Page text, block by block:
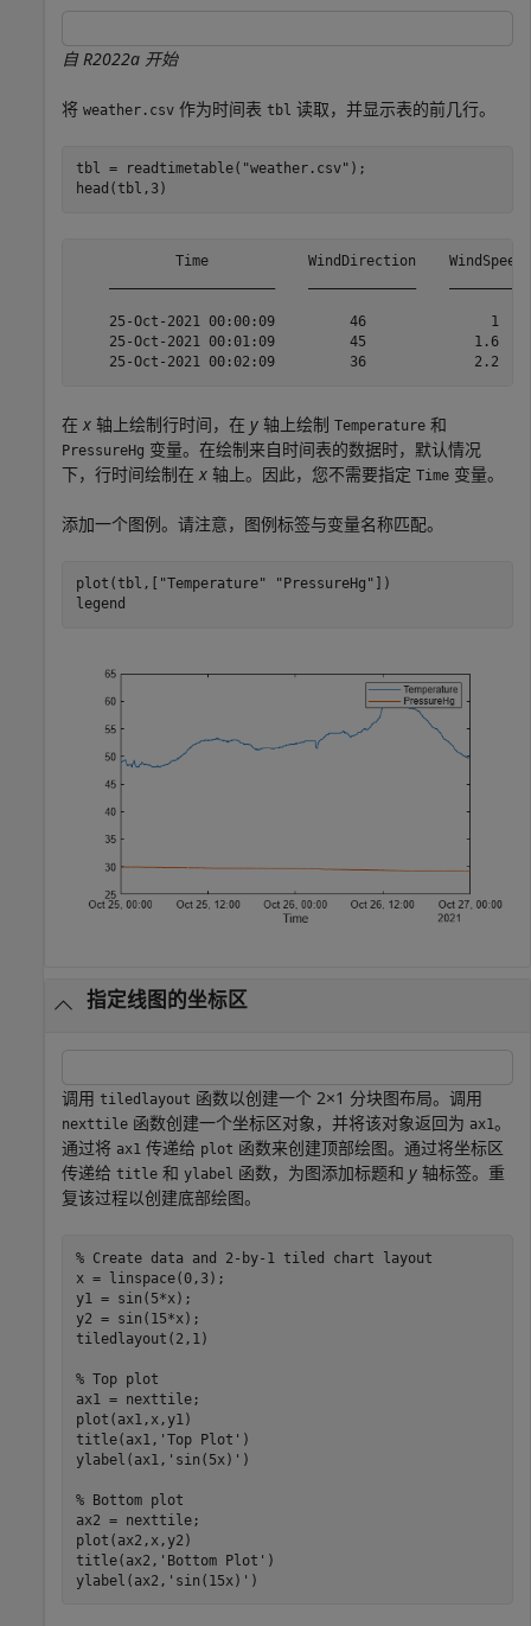
自 R2022a 开始
将 weather.csv 作为时间表 tbl 读取，并显示表的前几行。
tbl = readtimetable( "weather.csv" );
head(tbl,3)
Time            WindDirection
25-Oct-2021 00:00:09         46               1
25-Oct-2021 00:01:09         45             1.6
在 x 轴上绘制行时间，在 y 轴上绘制 Temperature 和
PressureHg 变量。在绘制来自时间表的数据时，默认情况
下，行时间绘制在 x 轴上。因此，您不需要指定 Time 变量。
添加一个图例。请注意，图例标签与变量名称匹配。
plot(tbl,[ "Temperature" "PressureHg" ])
legend
指定线图的坐标区
调用 tiledlayout 函数以创建一个 2×1 分块图布局。调用
nexttile 函数创建一个坐标区对象，并将该对象返回为 ax1。
通过将 ax1 传递给 plot 函数来创建顶部绘图。通过将坐标区
传递给 title 和 ylabel 函数，为图添加标题和 y 轴标签。重
复该过程以创建底部绘图。
% Create data and 2-by-1 tiled chart layout
x = linspace(0,3);
y1 = sin(5*x);
y2 = sin(15*x);
tiledlayout(2,1)
% Top plot
ax1 = nexttile;
plot(ax1,x,y1)
title(ax1, 'Top Plot' )
ylabel(ax1, 'sin(5x)' )
% Bottom plot
ax2 = nexttile;
plot(ax2,x,y2)
title(ax2, 'Bottom Plot' )
ylabel(ax2, 'sin(15x)' )